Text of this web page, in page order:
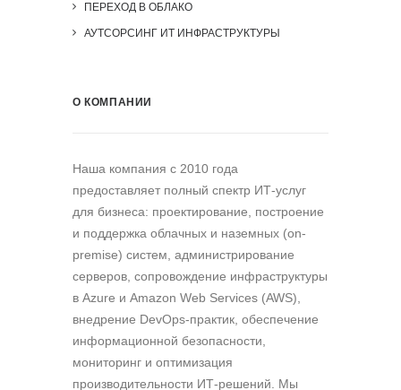
ПЕРЕХОД В ОБЛАКО
АУТСОРСИНГ ИТ ИНФРАСТРУКТУРЫ
О КОМПАНИИ
Наша компания c 2010 года
предоставляет полный спектр ИТ-услуг
для бизнеса: проектирование, построение
и поддержка облачных и наземных (on-
premise) систем, администрирование
серверов, сопровождение инфраструктуры
в Azure и Amazon Web Services (AWS),
внедрение DevOps-практик, обеспечение
информационной безопасности,
мониторинг и оптимизация
производительности ИТ-решений. Мы